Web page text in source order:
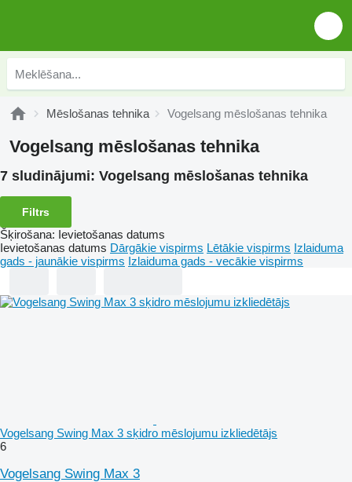
Mēslošanas tehnika Vogelsang mēslošanas tehnika
Vogelsang mēslošanas tehnika
7 sludinājumi: Vogelsang mēslošanas tehnika
Filtrs
Šķirošana: Ievietošanas datums
Ievietošanas datums Dārgākie vispirms Lētākie vispirms Izlaiduma
gads - jaunākie vispirms Izlaiduma gads - vecākie vispirms
Vogelsang Swing Max 3 sķidro mēslojumu izkliedētājs
6
Vogelsang Swing Max 3